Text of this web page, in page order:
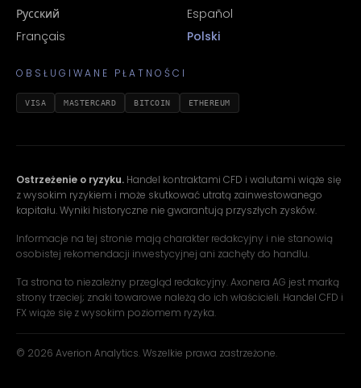
Русский
Español
Français
Polski
OBSŁUGIWANE PŁATNOŚCI
VISA MASTERCARD BITCOIN ETHEREUM
Ostrzeżenie o ryzyku. Handel kontraktami CFD i walutami wiąże się
z wysokim ryzykiem i może skutkować utratą zainwestowanego
kapitału. Wyniki historyczne nie gwarantują przyszłych zysków.
Informacje na tej stronie mają charakter redakcyjny i nie stanowią
osobistej rekomendacji inwestycyjnej ani zachęty do handlu.
Ta strona to niezależny przegląd redakcyjny. Axonera AG jest marką
strony trzeciej; znaki towarowe należą do ich właścicieli. Handel CFD i
FX wiąże się z wysokim poziomem ryzyka.
© 2026 Averion Analytics. Wszelkie prawa zastrzeżone.